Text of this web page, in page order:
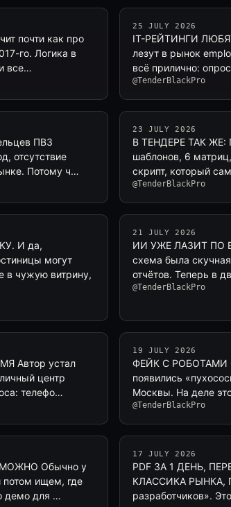
почти как про
го. Логика в
все…
25 JULY 2026
IT-РЕЙТИНГИ
лезут в рынок
всё прилично:
@TenderBlackPro
ПВЗ
отсутствие
Потому ч…
23 JULY 2026
В ТЕНДЕРЕ ТАК ЖЕ:
шаблонов, 6
скрипт, который
@TenderBlackPro
И да,
могут
в чужую витрину,
21 JULY 2026
ИИ УЖЕ ЛАЗИТ ПО
схема была
отчётов. Теперь в
@TenderBlackPro
Автор устал
центр
телефо…
19 JULY 2026
ФЕЙК С РОБОТАМИ
появились
Москвы. На деле
@TenderBlackPro
Обычно у
потом ищем, где
демо для …
17 JULY 2026
PDF ЗА 1 ДЕНЬ,
КЛАССИКА РЫНКА,
разработчиков».